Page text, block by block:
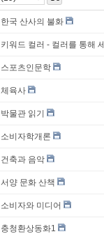
한국 산사의 불화
키워드 컬러 - 컬러를 통해
스포츠인문학
체육사
박물관 읽기
소비자학개론
건축과 음악
서양 문화 산책
소비자와 미디어
충청환상동화1